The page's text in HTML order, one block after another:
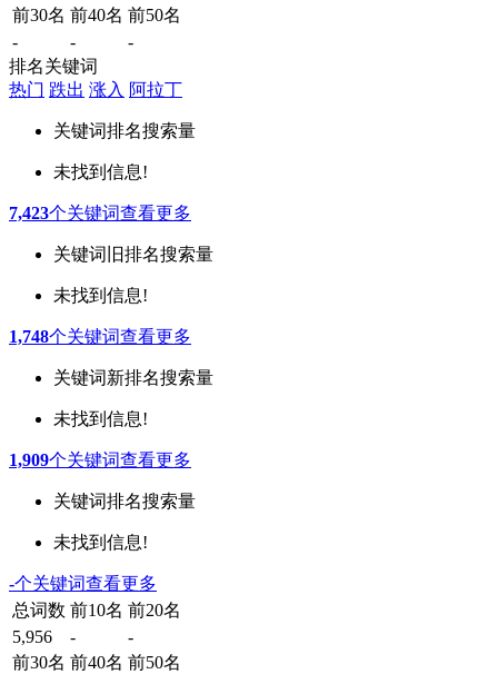
前30名 前40名 前50名
-
-
-
排名关键词
热门 跌出 涨入 阿拉丁
关键词排名搜索量
未找到信息!
7,423个关键词查看更多
关键词 旧排名搜索量
未找到信息!
1,748个关键词查看更多
关键词新排名搜索量
未找到信息!
1,909个关键词查看更多
关键词排名搜索量
未找到信息!
-个关键词查看更多
总词数 前10名 前20名
5,956
-
-
前30名 前40名 前50名